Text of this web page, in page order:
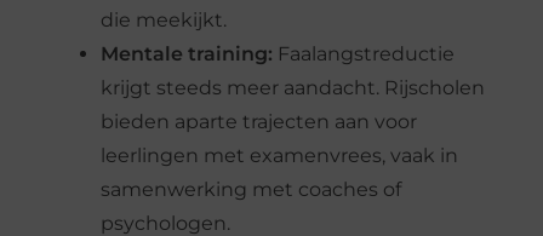
die meekijkt.
Mentale training: Faalangstreductie
krijgt steeds meer aandacht. Rijscholen
bieden aparte trajecten aan voor
leerlingen met examenvrees, vaak in
samenwerking met coaches of
psychologen.